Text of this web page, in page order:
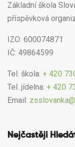
Základní škola
příspěvková
IZO: 600074871
IČ: 49864599
Tel. škola: + 420
Tel. jídelna: + 420
Email:
Nejčastěji